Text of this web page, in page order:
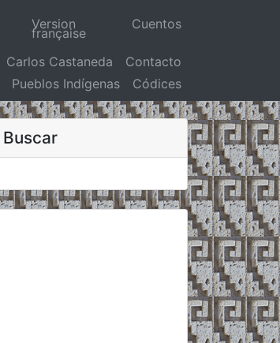
Version
française
Cuentos
Carlos Castaneda
Contacto
Pueblos Indígenas Códices
Buscar